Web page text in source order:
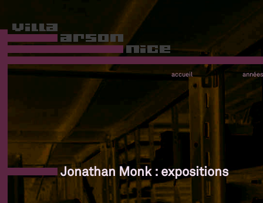
accueil années
Jonathan Monk : expositions